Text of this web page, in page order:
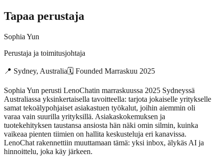
Tapaa perustaja
Sophia Yun
Perustaja ja toimitusjohtaja
📍 Sydney, Australia🗓 Founded Marraskuu 2025
Sophia Yun perusti LenoChatin marraskuussa 2025 Sydneyssä
Australiassa yksinkertaisella tavoitteella: tarjota jokaiselle yritykselle
samat tekoälypohjaiset asiakastuen työkalut, joihin aiemmin oli
varaa vain suurilla yrityksillä. Asiakaskokemuksen ja
tuotekehityksen taustansa ansiosta hän näki omin silmin, kuinka
vaikeaa pienten tiimien on hallita keskusteluja eri kanavissa.
LenoChat rakennettiin muuttamaan tämä: yksi inbox, älykäs AI ja
hinnoittelu, joka käy järkeen.